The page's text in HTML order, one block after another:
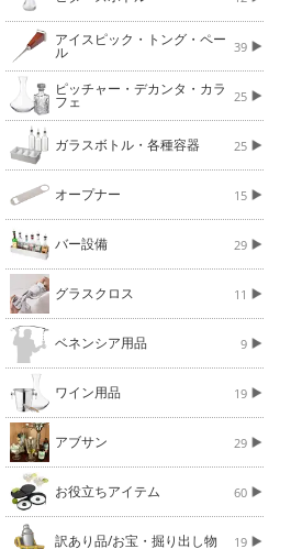
アイスピック・トング・ペー
ル 39
ピッチャー・デカンタ・カラ
フェ 25
ガラスボトル・各種容器 25
オープナー 15
バー設備 29
グラスクロス 11
ベネンシア用品 9
ワイン用品 19
アブサン 29
お役立ちアイテム 60
訳あり品/お宝・掘り出し物 19